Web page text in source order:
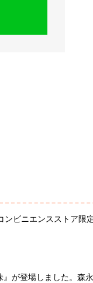
ンビニエンスストア限
が登場しました。森